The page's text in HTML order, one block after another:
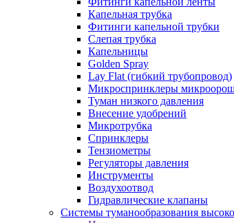
Капельная трубка
Фитинги капельной трубки
Слепая трубка
Капельницы
Golden Spray
Lay Flat (гибкий трубопровод)
Микроспринклеры
Туман низкого давления
Внесение удобрений
Микротрубка
Спринклеры
Тензиометры
Регуляторы давления
Инструменты
Воздухоотвод
Гидравлические клапаны
Системы туманообразования